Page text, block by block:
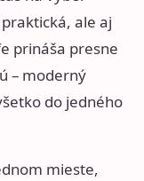
ale aj
prináša presne
– moderný
do jedného
mieste,